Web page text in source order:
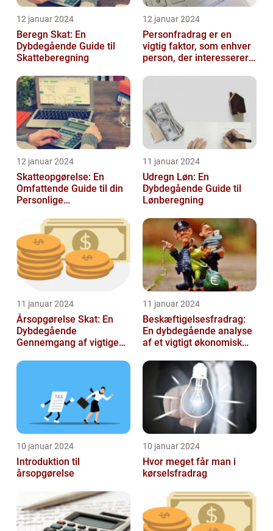
12 januar 2024
Beregn Skat: En
Dybdegående Guide til
Skatteberegning
12 januar 2024
Personfradrag er en
vigtig faktor, som enhver
person, der interesserer
personlig ...
12 januar 2024
Skatteopgørelse: En
Omfattende Guide til din
Personlige
11 januar 2024
Udregn Løn: En
Dybdegående Guide til
Lønberegning
11 januar 2024
Årsopgørelse Skat: En
Dybdegående
Gennemgang af vigtige
finansfolk
11 januar 2024
Beskæftigelsesfradrag:
En dybdegående analyse
af et vigtigt økonomisk
finansf...
10 januar 2024
Introduktion til
årsopgørelse
10 januar 2024
Hvor meget får man i
kørselsfradrag